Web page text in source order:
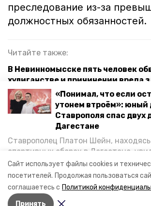
Сайт использует файлы cookies и
посетителей. Продолжая пользоваться
соглашаетесь с Политикой
Принять
«Понимал, что если
утонем втроём»: юный
Ставрополя спас двух
Дагестане
Ставрополец Платон Шейн,
спортивных сборах в Дегестане,
Каспийском море детей и бросился
возвращении домой, отважного
пригласили в министерство
наградили. Корреспондент
преследование из-за
должностных обязанностей.
Читайте также:
В Невинномысске пять человек
хулиганстве и причинении вреда
Количество звонков жителям
телефонных мошенников выросло
Ставропольцы убедили знакомого
на 15,5 млн рублей и забрали
пятигорск
Авторы: Вероника Николаева